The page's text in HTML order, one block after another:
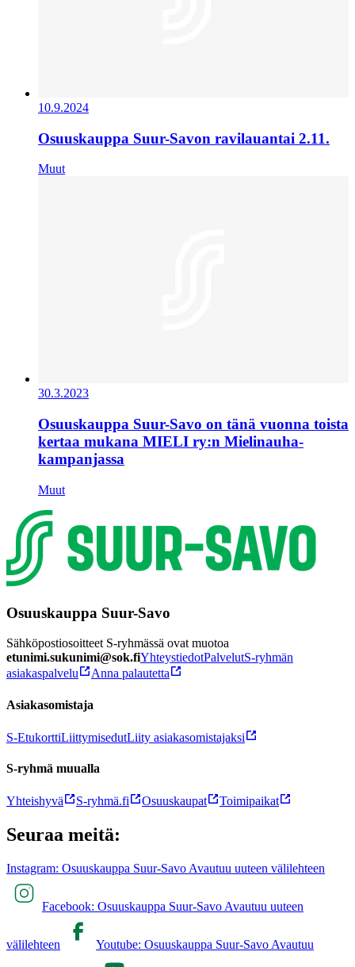
10.9.2024
Osuuskauppa Suur-Savon ravilauantai 2.11.
Muut
30.3.2023
Osuuskauppa Suur-Savo on tänä vuonna toista
kertaa mukana MIELI ry:n Mielinauha-
kampanjassa
Muut
Osuuskauppa Suur-Savo
Sähköpostiosoitteet S-ryhmässä ovat muotoa
etunimi.sukunimi@sok.fiYhteystiedotPalvelutS-ryhmän
asiakaspalvelu
Anna palautetta
Asiakasomistaja
S-EtukorttiLiittymisedutLiity asiakasomistajaksi
S-ryhmä muualla
Yhteishyvä S-ryhmä.fi Osuuskaupat Toimipaikat
Seuraa meitä:
Instagram: Osuuskauppa Suur-Savo Avautuu uuteen välilehteen
Facebook: Osuuskauppa Suur-Savo Avautuu uuteen
välilehteen Youtube: Osuuskauppa Suur-Savo Avautuu